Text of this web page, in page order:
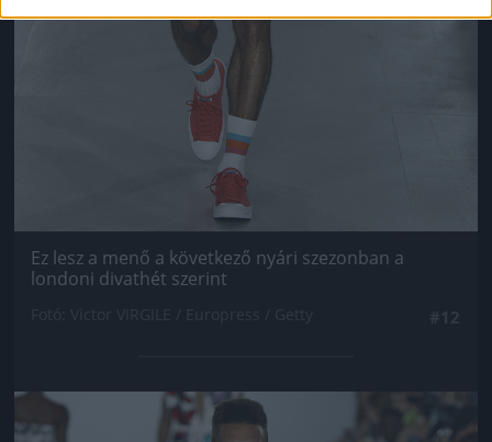
Ez lesz a menő a következő nyári szezonban a
londoni divathét szerint
Jön még kép!